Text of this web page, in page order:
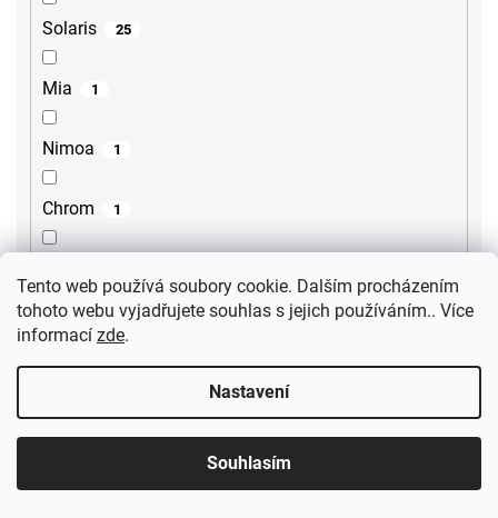
Tento web používá soubory cookie. Dalším procházením
tohoto webu vyjadřujete souhlas s jejich používáním.. Více
informací zde.
Nastavení
Souhlasím
Solaris 25
Mia 1
Nimoa 1
Chrom 1
Lore 2